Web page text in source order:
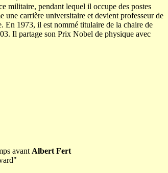
militaire, pendant lequel il occupe des postes
une carrière universitaire et devient professeur de
En 1973, il est nommé titulaire de la chaire de
Il partage son Prix Nobel de physique avec
avant Albert Fert